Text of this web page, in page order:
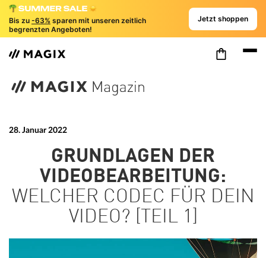
Bis zu -63% sparen mit unseren zeitlich
begrenzten Angeboten!
Jetzt shoppen
28. Januar 2022
GRUNDLAGEN DER
VIDEOBEARBEITUNG:
WELCHER CODEC FÜR DEIN
VIDEO? [TEIL 1]